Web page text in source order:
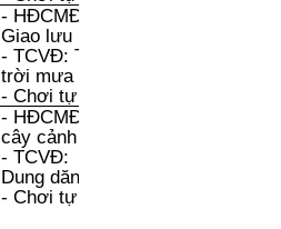
- HĐCMĐ:
Giao lưu lớp Mầm
- TCVĐ: Trời nắng
trời mưa
- Chơi tự do
- HĐCMĐ: Quan sát
cây cảnh
- TCVĐ:
Dung dăng dung dẻ
- Chơi tự do